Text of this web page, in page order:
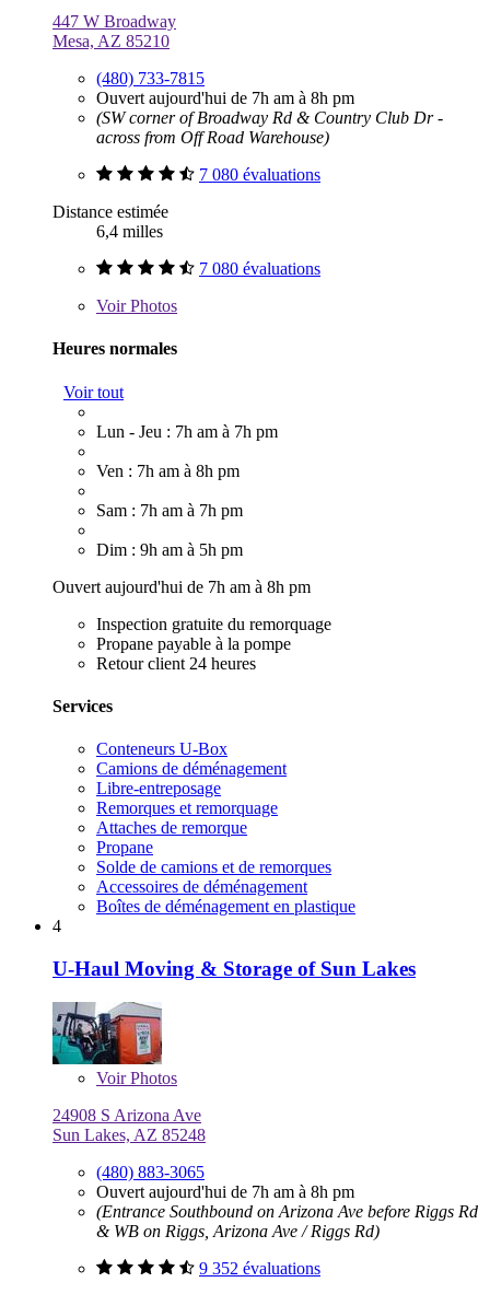
447 W Broadway
Mesa, AZ 85210
(480) 733-7815
Ouvert aujourd'hui de 7h am à 8h pm
(SW corner of Broadway Rd & Country Club Dr -
across from Off Road Warehouse)
7 080 évaluations
Distance estimée
6,4 milles
7 080 évaluations
VoirPhotos
Heures normales
Voir tout
Lun - Jeu : 7h am à 7h pm
Ven : 7h am à 8h pm
Sam : 7h am à 7h pm
Dim : 9h am à 5h pm
Ouvert aujourd'hui de 7h am à 8h pm
Inspection gratuite du remorquage
Propane payable à la pompe
Retour client 24 heures
Services
Conteneurs U-Box
Camions de déménagement
Libre-entreposage
Remorques et remorquage
Attaches de remorque
Propane
Solde de camions et de remorques
Accessoires de déménagement
Boîtes de déménagement en plastique
4
U-Haul Moving & Storage of Sun Lakes
VoirPhotos
24908 S Arizona Ave
Sun Lakes, AZ 85248
(480) 883-3065
Ouvert aujourd'hui de 7h am à 8h pm
(Entrance Southbound on Arizona Ave before Riggs Rd
& WB on Riggs, Arizona Ave / Riggs Rd)
9 352 évaluations